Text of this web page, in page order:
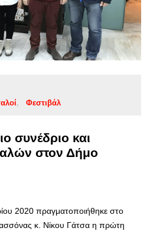
Φεστιβάλ
συνέδριο και
στον Δήμο
2020 πραγματοποιήθηκε στο
κ. Νίκου Γάτσα η πρώτη